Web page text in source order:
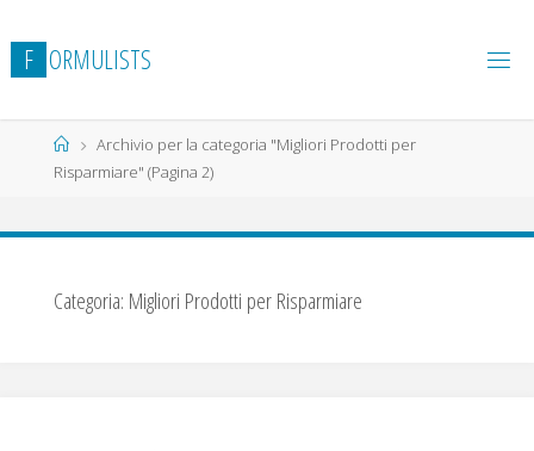
al
contenuto
F ORMULISTS
HomeArchivio per la categoria "Migliori Prodotti per
Risparmiare" (Pagina 2)
Categoria: Migliori Prodotti per Risparmiare